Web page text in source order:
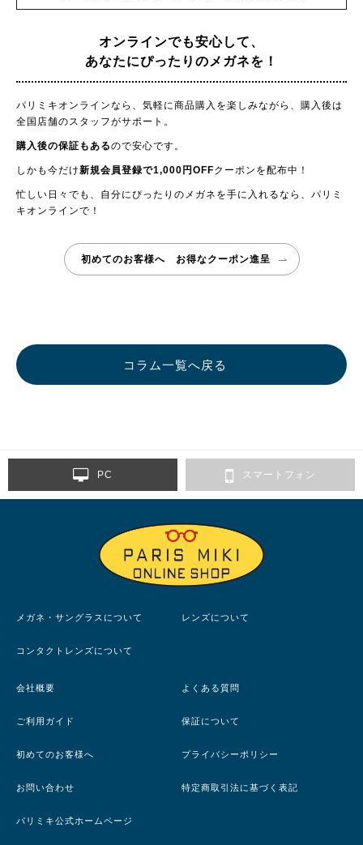
オンラインでも安心して、
あなたにぴったりのメガネを！
パリミキオンラインなら、気軽に商品購入を楽しみながら、購入後は
全国店舗のスタッフがサポート。
購入後の保証もあるので安心です。
しかも今だけ新規会員登録で1,000円OFFクーポンを配布中！
忙しい日々でも、自分にぴったりのメガネを手に入れるなら、パリミ
キオンラインで！
初めてのお客様へ お得なクーポン進呈
コラム一覧へ戻る
PC スマートフォン
メガネ・サングラスについて レンズについて
コンタクトレンズについて
会社概要 よくある質問
ご利用ガイド 保証について
初めてのお客様へ プライバシーポリシー
お問い合わせ 特定商取引法に基づく表記
パリミキ公式ホームページ